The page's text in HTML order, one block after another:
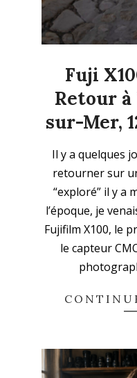
Fuji
Retour
sur-Mer,
06-Il y a quelques
retourner sur
“exploré” il y a
l’époque, je
Fujifilm X100, le
le capteur